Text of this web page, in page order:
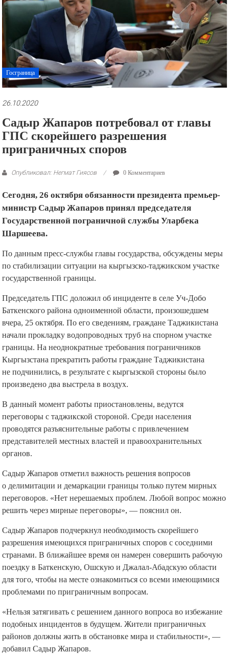
рекламные
и
презентации.
Госграница
26.10.2020
Садыр Жапаров потребовал от главы
ГПС скорейшего разрешения
приграничных споров
Опубликовал: Негмат Гиясов 0 Комментариев
Сегодня, 26 октября обязанности президента премьер-
министр Садыр Жапаров принял председателя
Государственной пограничной службы Уларбека
Шаршеева.
По данным пресс-службы главы государства, обсуждены меры
по стабилизации ситуации на кыргызско-таджикском участке
государственной границы.
Председатель ГПС доложил об инциденте в селе Уч-Добо
Баткенского района одноименной области, произошедшем
вчера, 25 октября. По его сведениям, граждане Таджикистана
начали прокладку водопроводных труб на спорном участке
границы. На неоднократные требования пограничников
Кыргызстана прекратить работы граждане Таджикистана
не подчинились, в результате с кыргызской стороны было
произведено два выстрела в воздух.
В данный момент работы приостановлены, ведутся
переговоры с таджикской стороной. Среди населения
проводятся разъяснительные работы с привлечением
представителей местных властей и правоохранительных
органов.
Садыр Жапаров отметил важность решения вопросов
о делимитации и демаркации границы только путем мирных
переговоров. «Нет нерешаемых проблем. Любой вопрос можно
решить через мирные переговоры», — пояснил он.
Садыр Жапаров подчеркнул необходимость скорейшего
разрешения имеющихся приграничных споров с соседними
странами. В ближайшее время он намерен совершить рабочую
поездку в Баткенскую, Ошскую и Джалал-Абадскую области
для того, чтобы на месте ознакомиться со всеми имеющимися
проблемами по приграничным вопросам.
«Нельзя затягивать с решением данного вопроса во избежание
подобных инцидентов в будущем. Жители приграничных
районов должны жить в обстановке мира и стабильности», —
добавил Садыр Жапаров.